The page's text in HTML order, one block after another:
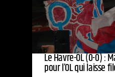
Le Havre-OL (0-0) :
pour l’OL qui laisse